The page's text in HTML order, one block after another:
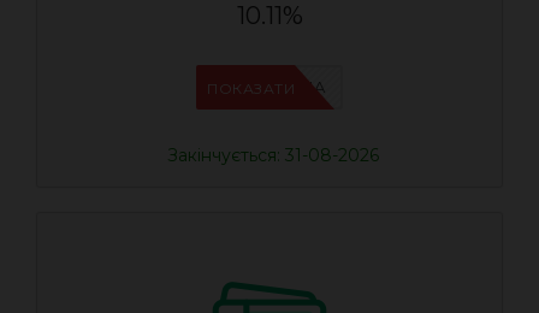
10.11%
IFPN6ZUA
ПОКАЗАТИ
Закінчується: 31-08-2026